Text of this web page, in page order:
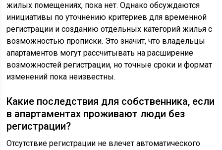
жилых помещениях, пока нет. Однако обсуждаются
инициативы по уточнению критериев для временной
регистрации и созданию отдельных категорий жилья с
возможностью прописки. Это значит, что владельцы
апартаментов могут рассчитывать на расширение
возможностей регистрации, но точные сроки и формат
изменений пока неизвестны.
Какие последствия для собственника, если
в апартаментах проживают люди без
регистрации?
Отсутствие регистрации не влечет автоматического